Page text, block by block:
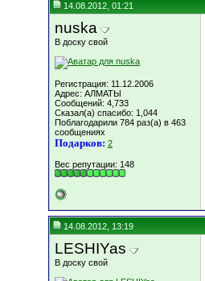
14.08.2012, 01:21
nuska
В доску свой
Регистрация: 11.12.2006
Адрес: АЛМАТЫ
Сообщений: 4,733
Сказал(а) спасибо: 1,044
Поблагодарили 784 раз(а) в 463
сообщениях
Подарков: 2
Вес репутации: 148
14.08.2012, 13:19
LESHIYas
В доску свой